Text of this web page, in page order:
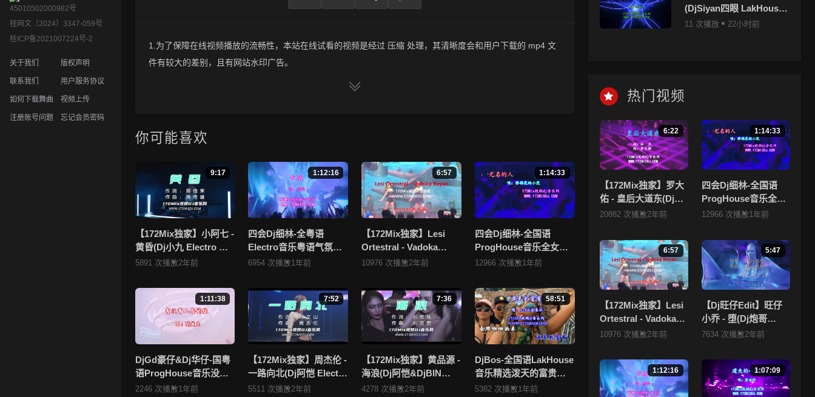
45010502000982号
桂网文〔2024〕3347-059号
桂ICP备2021007224号-2
关于我们 版权声明
联系我们 用户服务协议
如何下载舞曲 视频上传
注册账号问题 忘记会员密码
1.为了保障在线视频播放的流畅性，本站在线试看的视频是经过 压缩 处理，其清晰度会和用户下载的 mp4 文
件有较大的差别，且有网站水印广告。
2.下载的文件全部是原始高清的视频文件，绝无压缩，分辨率为720P以上，音频比特率为 128Kbps或以上，清
4.如果您发现 《姜玉阳 - 秋风落叶(Dj海文 LakHouse Mix国语男)》视频存在分类错误，清晰度不够或无法播放
的问题，请点击这里进行 我要纠错， 谢谢！
5.172Mix舞曲视频网禁止发布违规违法的信息，若您发现有相关违规违法内容，请点击这里进行 举报投诉 ，
一旦核实，平台将严肃处理！！
6.本站音视频文件部分由用户上传发布，其版权归原作者所有。因平台无法一一准确审核资源的真实合法拥有
者，如有侵犯您的版权，请点击查看 《172Mix舞曲视频网的侵权处理流程》 或是点击这里进行 举报投诉，本
站将于两个工作日内核实后移除相关内容。
你可能喜欢
9:17
【172Mix独家】小阿七 -
黄昏(Dj小九 Electro Mix
国语女)v2
5891 次播放2年前
1:12:16
四会Dj细林-全粤语
Electro音乐粤语气氛百
听不腻Party.K必备专辑
6954 次播放1年前
6:57
【172Mix独家】Lesi
Ortestral - Vadoka
Bayan(Dj小锦 Electro
10976 次播放2年前
1:14:33
四会Dj细林-全国语
ProgHouse音乐全女声
抖音流行热播Vol.1专辑
12966 次播放1年前
1:11:38
DjGd豪仔&Dj华仔-国粤
语ProgHouse音乐没有
人告诉你老歌系列无心
2246 次播放1年前
7:52
【172Mix独家】周杰伦 -
一路向北(Dj阿恺 Electro
Mix国语男)
5511 次播放2年前
7:36
【172Mix独家】黄品源 -
海浪(Dj阿恺&DjBIN
Electro Mix国语男)
4278 次播放2年前
58:51
DjBos-全国语LakHouse
音乐精选泼天的富贵流
行专辑172Mix串烧
5382 次播放1年前
(DjSiyan四眼 LakHouse
Mix国语男)
11 次播放 22小时前
热门视频
6:22
【172Mix独家】罗大
佑 - 皇后大道东(Dj刚
仔 Electro Mix粤语
20882 次播放2年前
1:14:33
四会Dj细林-全国语
ProgHouse音乐全女
声抖音流行热播Vol.1
12966 次播放1年前
6:57
【172Mix独家】Lesi
Ortestral - Vadoka
Bayan(Dj小锦
10976 次播放2年前
5:47
【Dj旺仔Edit】旺仔
小乔 - 堕(Dj炮哥
ProgHouse Mix国语
7634 次播放2年前
1:12:16 1:07:09